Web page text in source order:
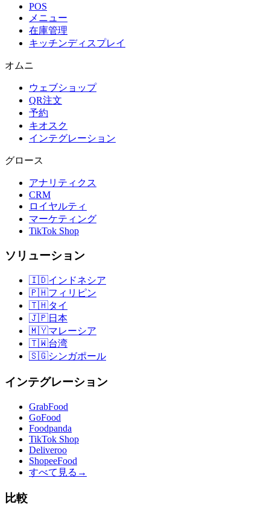
POS
メニュー
在庫管理
キッチンディスプレイ
オムニ
ウェブショップ
QR注文
予約
キオスク
インテグレーション
グロース
アナリティクス
CRM
ロイヤルティ
マーケティング
TikTok Shop
ソリューション
🇮🇩インドネシア
🇵🇭フィリピン
🇹🇭タイ
🇯🇵日本
🇲🇾マレーシア
🇹🇼台湾
🇸🇬シンガポール
インテグレーション
GrabFood
GoFood
Foodpanda
TikTok Shop
Deliveroo
ShopeeFood
すべて見る →
比較